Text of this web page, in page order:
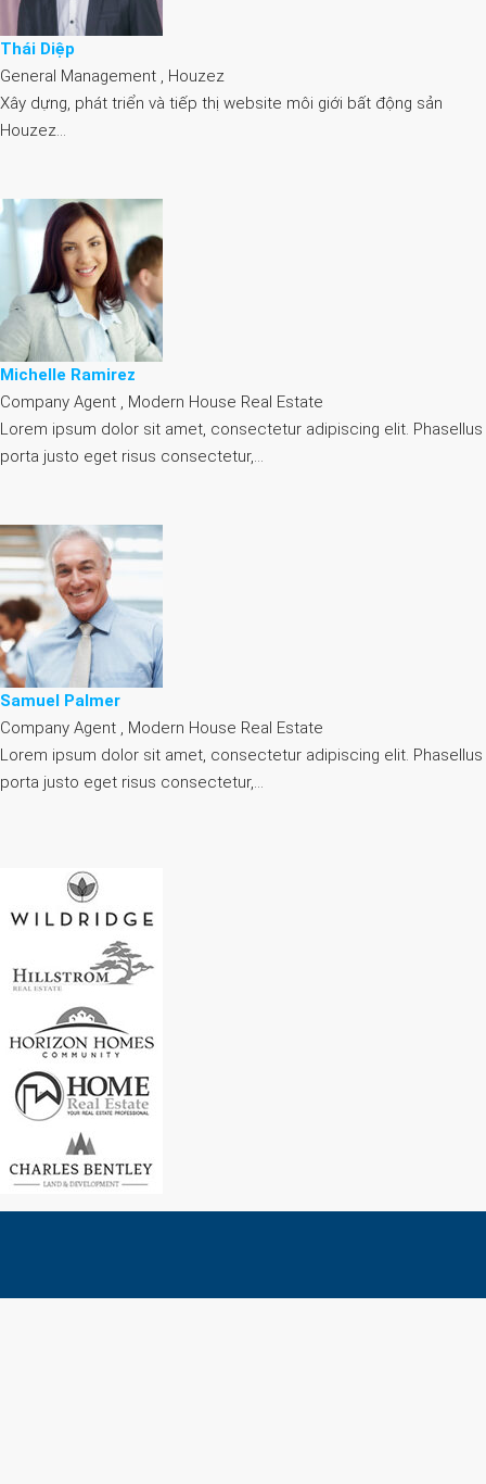
Thái Diệp
General Management , Houzez
Xây dựng, phát triển và tiếp thị website môi giới bất động sản
Houzez…
Michelle Ramirez
Company Agent , Modern House Real Estate
Lorem ipsum dolor sit amet, consectetur adipiscing elit. Phasellus
porta justo eget risus consectetur,…
Samuel Palmer
Company Agent , Modern House Real Estate
Lorem ipsum dolor sit amet, consectetur adipiscing elit. Phasellus
porta justo eget risus consectetur,…